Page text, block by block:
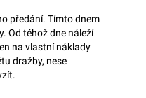
předání. Tímto dnem
Od téhož dne náleží
na vlastní náklady
dražby, nese